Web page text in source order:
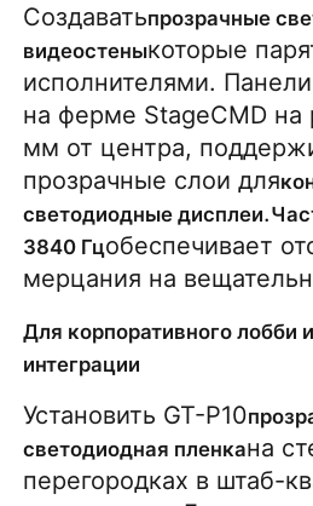
Создаватьпрозрачные
видеостеныкоторые
исполнителями.
на ферме StageCMD на
мм от центра,
прозрачные слои для
светодиодные дисплеи.
3840 Гцобеспечивает
мерцания на
Для корпоративного лобби
интеграции
Установить GT-P10
светодиодная пленкана
перегородках в штаб-